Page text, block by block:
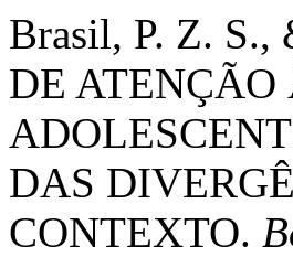
Brasil, P. Z. S.,
DE
DAS
CONTEXTO.